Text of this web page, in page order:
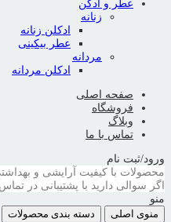
عطر و ادکن
زنانه
ادکلن زنانه
عطر بیکینی
مردانه
ادکلن مردانه
صفحه اصلی
فروشگاه
وبلاگ
تماس با ما
ورود/ثبت نام
محصولات با کیفیت آرایشی و
اگر سوالی دارید با پشتیبانی در
منو
منوی اصلی
دسته بندی محصولات